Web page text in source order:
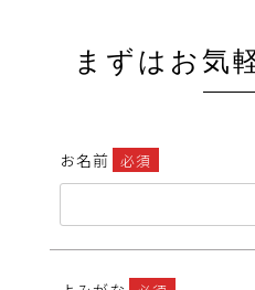
まずはお気
お名前 必須